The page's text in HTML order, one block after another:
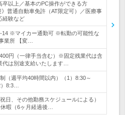
卒以上／基本のPC操作ができる方
》普通自動車免許（AT限定可）／医療事
経験など
14 ※マイカー通勤可 ※転勤の可能性な
業所 【変…
円（一律手当含む）※固定残業代は含
代は別途支給いたします…
（週平均40時間以内）（1）8:30～
8:3…
日、その他勤務スケジュールによる）
暇（6ヶ月経過後…